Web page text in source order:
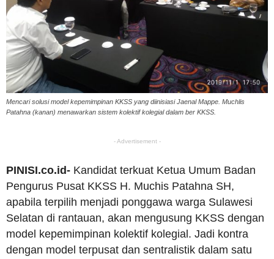
Mencari solusi model kepemimpinan KKSS yang diinisiasi Jaenal Mappe. Muchlis
Patahna (kanan) menawarkan sistem kolektif kolegial dalam ber KKSS.
- Advertisement -
PINISI.co.id- Kandidat terkuat Ketua Umum Badan
Pengurus Pusat KKSS H. Muchis Patahna SH,
apabila terpilih menjadi ponggawa warga Sulawesi
Selatan di rantauan, akan mengusung KKSS dengan
model kepemimpinan kolektif kolegial. Jadi kontra
dengan model terpusat dan sentralistik dalam satu